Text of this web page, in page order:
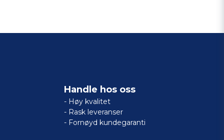
Handle hos oss
- Høy kvalitet
- Rask leveranser
- Fornøyd kundegaranti